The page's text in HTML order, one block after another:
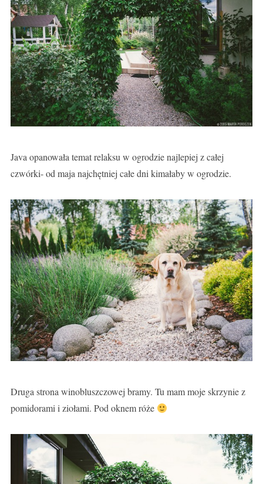
Java opanowała temat relaksu w ogrodzie najlepiej z całej
czwórki- od maja najchętniej całe dni kimałaby w ogrodzie.
Druga strona winobluszczowej bramy. Tu mam moje skrzynie z
pomidorami i ziołami. Pod oknem róże